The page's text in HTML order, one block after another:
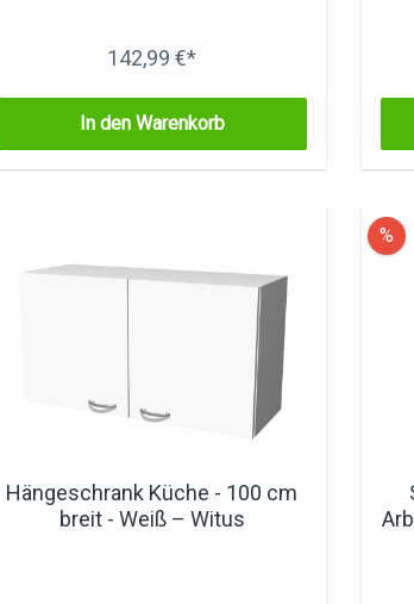
142,99 €*
In den Warenkorb
Hängeschrank Küche - 100 cm
breit - Weiß – Witus
%